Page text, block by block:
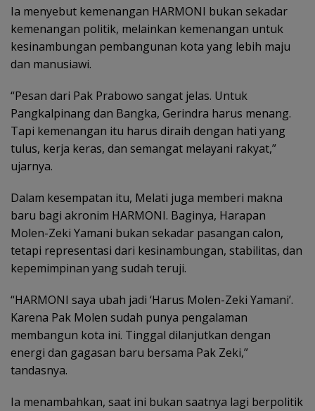
Ia menyebut kemenangan HARMONI bukan sekadar
kemenangan politik, melainkan kemenangan untuk
kesinambungan pembangunan kota yang lebih maju
dan manusiawi.
“Pesan dari Pak Prabowo sangat jelas. Untuk
Pangkalpinang dan Bangka, Gerindra harus menang.
Tapi kemenangan itu harus diraih dengan hati yang
tulus, kerja keras, dan semangat melayani rakyat,”
ujarnya.
Dalam kesempatan itu, Melati juga memberi makna
baru bagi akronim HARMONI. Baginya, Harapan
Molen-Zeki Yamani bukan sekadar pasangan calon,
tetapi representasi dari kesinambungan, stabilitas, dan
kepemimpinan yang sudah teruji.
“HARMONI saya ubah jadi ‘Harus Molen-Zeki Yamani’.
Karena Pak Molen sudah punya pengalaman
membangun kota ini. Tinggal dilanjutkan dengan
energi dan gagasan baru bersama Pak Zeki,”
tandasnya.
Ia menambahkan, saat ini bukan saatnya lagi berpolitik